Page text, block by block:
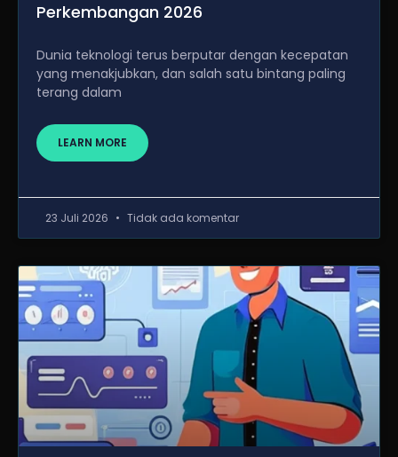
Perkembangan 2026
Dunia teknologi terus berputar dengan kecepatan
yang menakjubkan, dan salah satu bintang paling
terang dalam
LEARN MORE
23 Juli 2026 Tidak ada komentar